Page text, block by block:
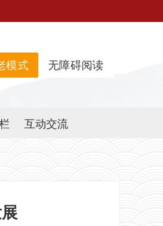
无障碍阅读
模式
互动交流